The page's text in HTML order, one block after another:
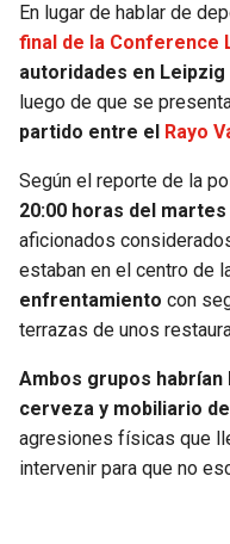
PACKERS
VIKINGS
PANTHERS
SAINTS
TIMBERWOLVES
THUNDER
JAZZ
En lugar de hablar de
final de la Conference
autoridades en
luego de que se
partido entre el
Rayo
Según el reporte de la
20:00 horas del martes
aficionados
estaban en el centro de
enfrentamiento con
terrazas de unos
Ambos grupos
cerveza y mobiliario
agresiones físicas que
intervenir para que no